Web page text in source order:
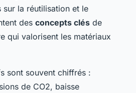
sur la réutilisation et le
des concepts clés de
qui valorisent les matériaux
sont souvent chiffrés :
de CO2, baisse